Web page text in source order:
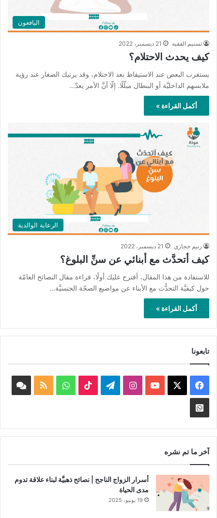
اليافعون
تسنيم الفقيه 21 ديسمبر، 2022
كيف يحدث الاحتلام؟
يستغرب البعض عند الاستيقاظ بعد الاحتلام، وقد يرتبك الصغار عند رؤية
ملابسهم الداخليَّة أو البنطال مبلّلًا. إلّا أنَّ الأمر يعدّ…
أكمل القراءة »
الرعاية الوالدية
رنيم حجازي 21 ديسمبر، 2022
كيف أتحدَّث مع أبنائي عن سنِّ البلوغ؟
للاستفادة من هذا المقال، أقترح عليك أولًا، قراءة مقال النصائح العامّة
حول كيفيَّة التحدُّث مع الأبناء عن مواضيع الصحّة الجنسيَّة…
أكمل القراءة »
تابعونا
فيسبوك ‫YouTubeانستقرامتيلقرام ‫TikTokواتسابملخص
Whatsapp
Channel
آخر ما تم نشره
أسرار الزواج الناجح | نصائح ذهبيَّة لبناء علاقة تدوم
مدى الحياة
19 يونيو، 2025